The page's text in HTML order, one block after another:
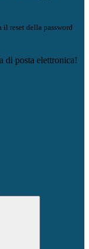
il reset della password
di posta elettronica!